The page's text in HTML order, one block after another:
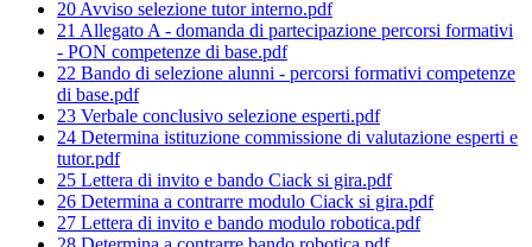
20 Avviso selezione tutor interno.pdf
21 Allegato A - domanda di partecipazione percorsi formativi
- PON competenze di base.pdf
22 Bando di selezione alunni - percorsi formativi competenze
di base.pdf
23 Verbale conclusivo selezione esperti.pdf
24 Determina istituzione commissione di valutazione esperti e
tutor.pdf
25 Lettera di invito e bando Ciack si gira.pdf
26 Determina a contrarre modulo Ciack si gira.pdf
27 Lettera di invito e bando modulo robotica.pdf